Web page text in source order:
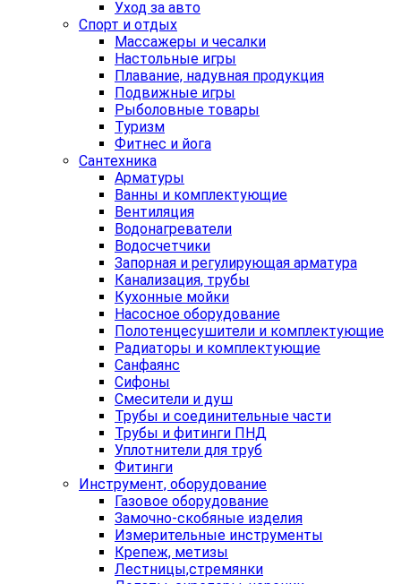
Уход за авто
Спорт и отдых
Массажеры и чесалки
Настольные игры
Плавание, надувная продукция
Подвижные игры
Рыболовные товары
Туризм
Фитнес и йога
Сантехника
Арматуры
Ванны и комплектующие
Вентиляция
Водонагреватели
Водосчетчики
Запорная и регулирующая арматура
Канализация, трубы
Кухонные мойки
Насосное оборудование
Полотенцесушители и комплектующие
Радиаторы и комплектующие
Санфаянс
Сифоны
Смесители и душ
Трубы и соединительные части
Трубы и фитинги ПНД
Уплотнители для труб
Фитинги
Инструмент, оборудование
Газовое оборудование
Замочно-скобяные изделия
Измерительные инструменты
Крепеж, метизы
Лестницы,стремянки